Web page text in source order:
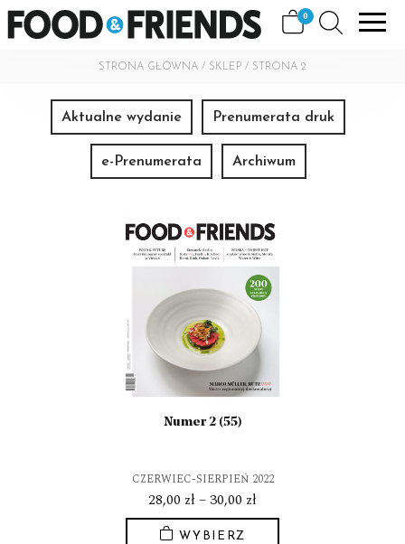
Skip
FOOD&FRIENDS
View
shopping
cart
0
STRONA GŁÓWNA / SKLEP / STRONA 2
Aktualne wydanie Prenumerata druk
e-Prenumerata Archiwum
Numer 2 (55)
CZERWIEC-SIERPIEŃ 2022
28,00 zł–30,00 złZakres
cen:
WYBIERZ